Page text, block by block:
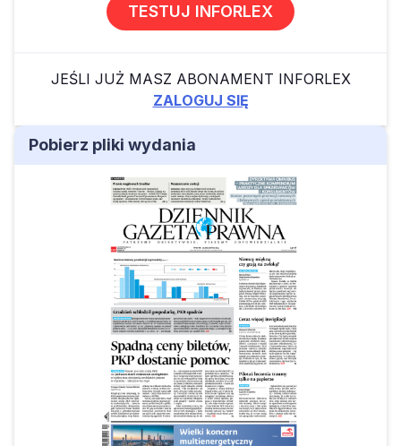
TESTUJ INFORLEX
JEŚLI JUŻ MASZ ABONAMENT INFORLEX
ZALOGUJ SIĘ
Pobierz pliki wydania